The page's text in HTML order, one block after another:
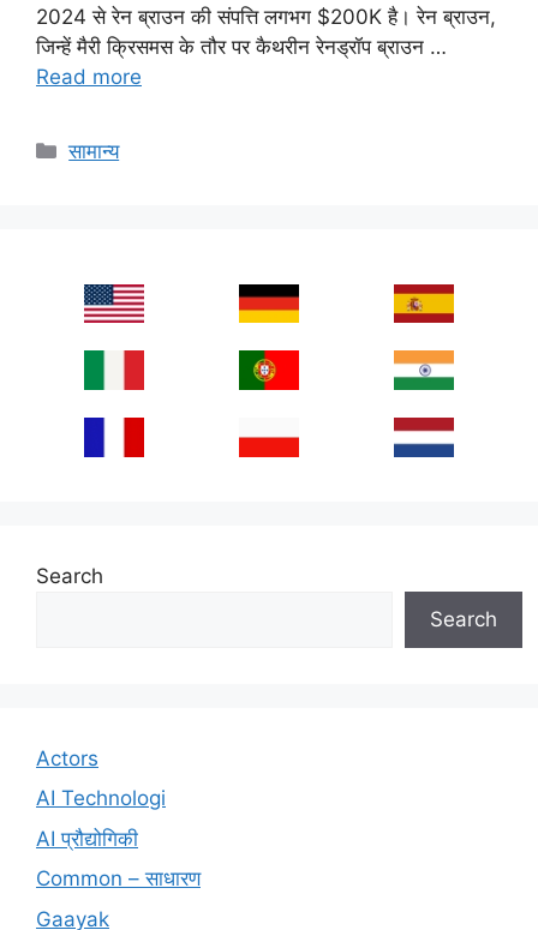
2024 से रेन ब्राउन की संपत्ति लगभग $200K है। रेन ब्राउन,
जिन्हें मैरी क्रिसमस के तौर पर कैथरीन रेनड्रॉप ब्राउन …
Read more
Categories
सामान्य
Search
Search
Actors
AI Technologi
AI प्रौद्योगिकी
Common – साधारण
Gaayak